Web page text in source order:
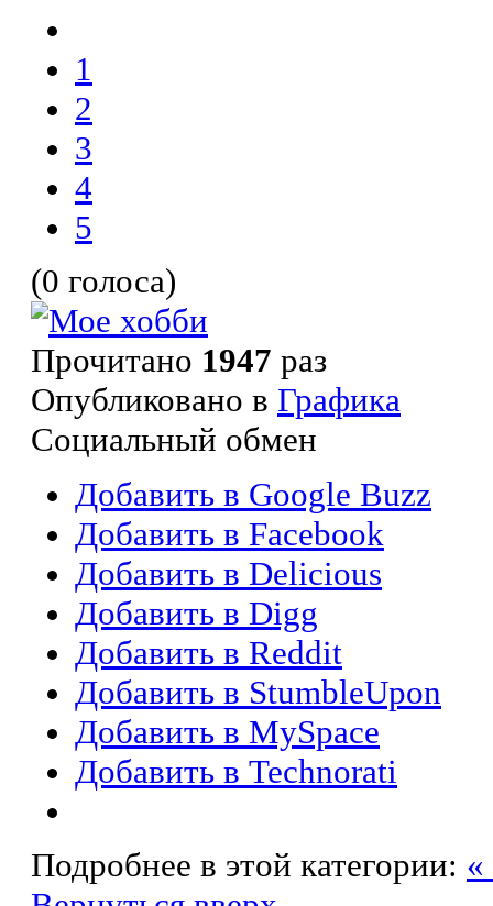
1
2
3
4
5
(0 голоса)
Прочитано 1947 раз
Опубликовано в Графика
Социальный обмен
Добавить в Google Buzz
Добавить в Facebook
Добавить в Delicious
Добавить в Digg
Добавить в Reddit
Добавить в StumbleUpon
Добавить в MySpace
Добавить в Technorati
Подробнее в этой категории: